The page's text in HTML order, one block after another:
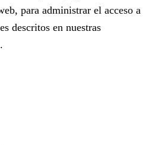
para administrar el acceso a
descritos en nuestras